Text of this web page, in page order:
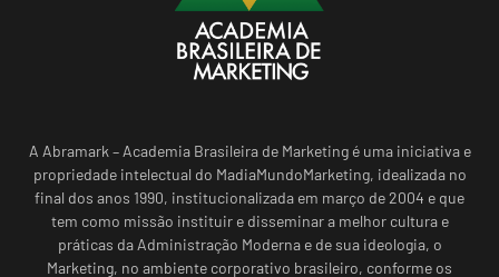
A Abramark – Academia Brasileira de Marketing é uma iniciativa e
propriedade intelectual do MadiaMundoMarketing, idealizada no
final dos anos 1990, institucionalizada em março de 2004 e que
tem como missão instituir e disseminar a melhor cultura e
práticas da Administração Moderna e de sua ideologia, o
Marketing, no ambiente corporativo brasileiro, conforme os